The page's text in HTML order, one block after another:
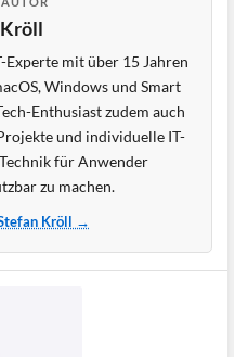
Experte mit über 15 Jahren
Windows und Smart
Enthusiast zudem auch
und individuelle IT-
für Anwender
zu machen.
Kröll →